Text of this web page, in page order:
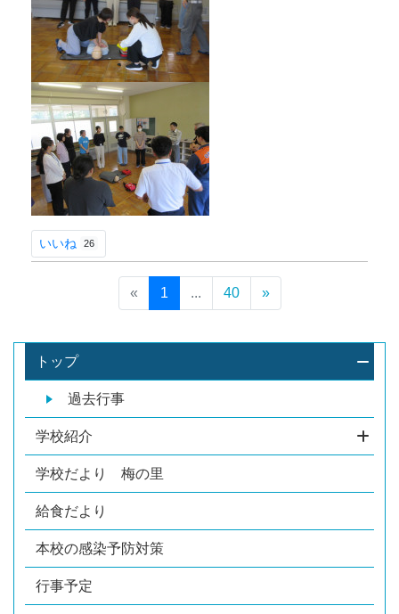
トップ
過去行事
学校紹介
学校だより 梅の里
給食だより
本校の感染予防対策
行事予定
いいね 26
« 1 ... 40 »